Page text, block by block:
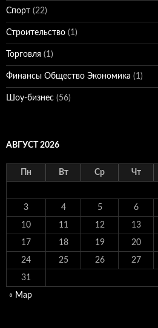
Спорт (22)
Строительство (1)
Торговля (1)
Финансы Общество Экономика (1)
Шоу-бизнес (56)
АВГУСТ 2026
Пн Вт Ср Чт
3 4 5 6
10 11 12 13
17 18 19 20
24 25 26 27
31
« Мар